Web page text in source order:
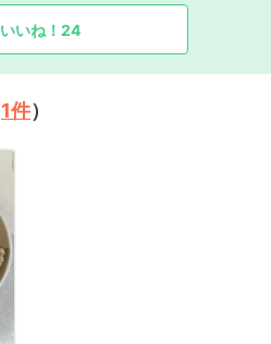
いいね！ 24
1件）